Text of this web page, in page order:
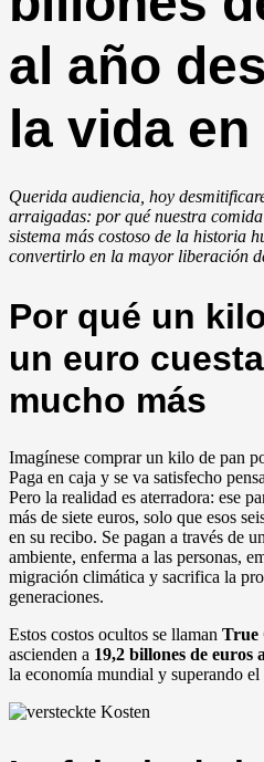
al año
la vida
Querida audiencia, hoy
arraigadas: por qué nuestra
sistema más costoso de la historia
convertirlo en la mayor liberación
Por qué un
un euro
mucho más
Imagínese comprar un kilo de pan
Paga en caja y se va satisfecho
Pero la realidad es aterradora: ese
más de siete euros, solo que esos
en su recibo. Se pagan a través de
ambiente, enferma a las personas,
migración climática y sacrifica la
generaciones.
Estos costos ocultos se llaman True
ascienden a 19,2 billones de euros
la economía mundial y superando